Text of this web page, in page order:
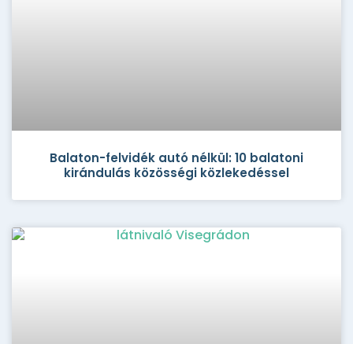
Balaton-felvidék autó nélkül: 10 balatoni
kirándulás közösségi közlekedéssel